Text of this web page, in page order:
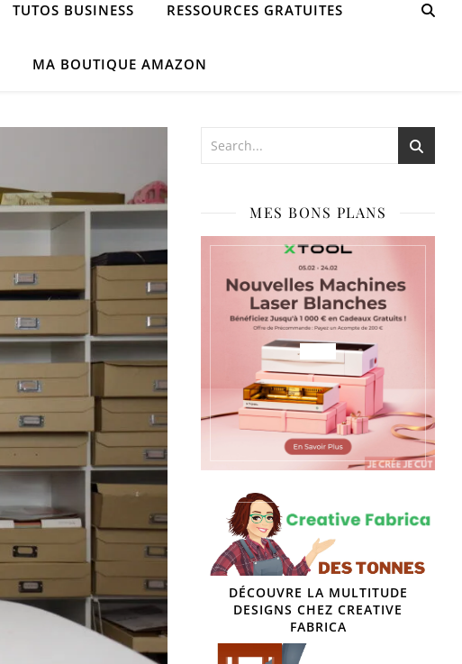
TUTOS BUSINESS RESSOURCES GRATUITES
MA BOUTIQUE AMAZON
MES BONS PLANS
DÉCOUVRE LA MULTITUDE
DESIGNS CHEZ CREATIVE
FABRICA